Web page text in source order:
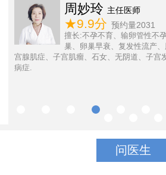
周妙玲 主任医师
★9.9分 预约量2031
擅长:不孕不育、输卵管性不
巢、卵巢早衰、复发性流产
宫腺肌症、子宫肌瘤、石女、无阴道、子宫
病症.
问医生